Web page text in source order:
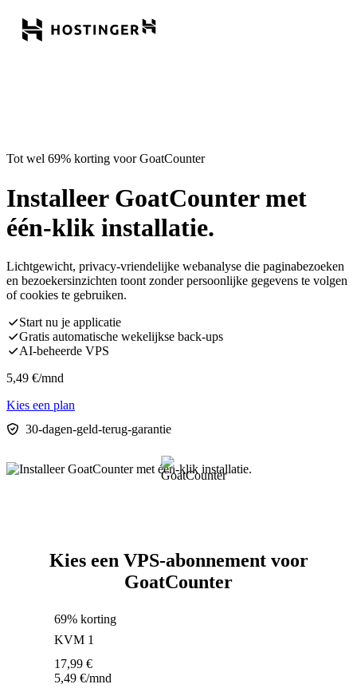
Tot wel 69% korting voor GoatCounter
Installeer GoatCounter met
één-klik installatie.
Lichtgewicht, privacy-vriendelijke webanalyse die paginabezoeken
en bezoekersinzichten toont zonder persoonlijke gegevens te volgen
of cookies te gebruiken.
Start nu je applicatie
Gratis automatische wekelijkse back-ups
AI-beheerde VPS
5,49 €/mnd
Kies een plan
30-dagen-geld-terug-garantie
Kies een VPS-abonnement voor
GoatCounter
69% korting
KVM 1
17,99 €
5,49 €/mnd